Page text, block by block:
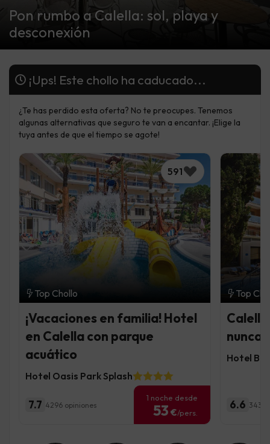
Pon rumbo a Calella: sol, playa y
desconexión
¡Ups! Este chollo ha caducado...
¿Te has perdido esta oferta? No te preocupes. Tenemos
algunas alternativas que seguro te van a encantar. ¡Elige la
tuya antes de que el tiempo se agote!
591
Top Chollo
¡Vacaciones en familia! Hotel
en Calella con parque
acuático
Hotel Oasis Park Splash
7.7 4296 opiniones
1 noche desde
53 €/pers.
Top
nunca
Hotel
6.6 3435